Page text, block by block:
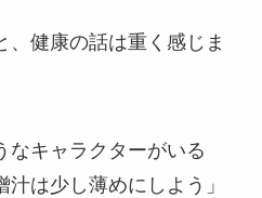
、健康の話は重く感じま
なキャラクターがいる
は少し薄めにしよう」